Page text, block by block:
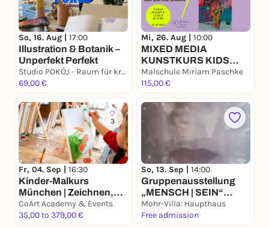
So, 16. Aug | 17:00
Illustration & Botanik –
Unperfekt Perfekt
Studio POKÓJ - Raum für kreative Workshops
69,00 €
Mi, 26. Aug | 10:00
MIXED MEDIA
KUNSTKURS KIDS
Sommerferien Malkurs
Malschule Miriam Paschke
115,00 €
3
Fr, 04. Sep | 16:30
Kinder-Malkurs
München | Zeichnen,
Malen & Kreativität für
Kinder (6–13 J.)
CoArt Academy & Events
35,00 to 379,00 €
So, 13. Sep | 14:00
Gruppenausstellung
„MENSCH | SEIN“
Künstler*innen des
Paul-Klinger-
Mohr-Villa: Haupthaus
Free admission